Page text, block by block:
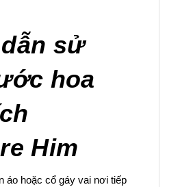
sử
hoa
Him
áo hoặc cổ gáy vai nơi tiếp